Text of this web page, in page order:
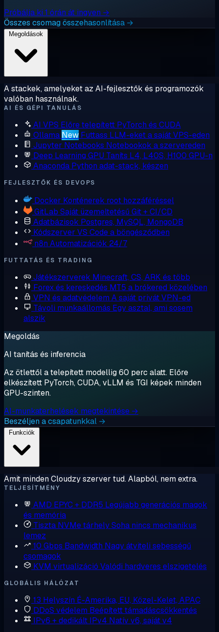
Próbálja ki 1 órán át ingyen →
Összes csomag összehasonlítása →
A stackek, amelyeket az AI-fejlesztők és programozók
valóban használnak.
AI ÉS GÉPI TANULÁS
AI VPS Előre telepített PyTorch és CUDA
Ollama New Futtass LLM-eket a saját VPS-eden
Jupyter Notebooks Notebookok a szervereden
Deep Learning GPU Taníts L4, L40S, H100 GPU-n
Anaconda Python adat-stack, készen
FEJLESZTŐK ÉS DEVOPS
Docker Konténerek root hozzáféréssel
GitLab Saját üzemeltetésű Git + CI/CD
Adatbázisok Postgres, MySQL, MongoDB
Kódszerver VS Code a böngésződben
n8n Automatizációk 24/7
FUTTATÁS ÉS TRADING
Játékszerverek Minecraft, CS, ARK és több
Forex és kereskedés MT5 a brókered közelében
VPN és adatvédelem A saját privát VPN-ed
Távoli munkaállomás Egy asztal, ami sosem
alszik
Megoldás
AI tanítás és inferencia
Az ötlettől a telepített modellig 60 perc alatt. Előre
elkészített PyTorch, CUDA, vLLM és TGI képek minden
GPU-szinten.
AI-munkaterhelések megtekintése →
Beszéljen a csapatunkkal →
Amit minden Cloudzy szerver tud. Alapból, nem extra.
TELJESÍTMÉNY
AMD EPYC + DDR5 Legújabb generációs magok
és memória
Tiszta NVMe tárhelySoha nincs mechanikus
lemez
10 Gbps Bandwidth Nagy átviteli sebességű
csomagok
KVM virtualizáció Valódi hardveres elszigetelés
GLOBÁLIS HÁLÓZAT
13 Helyszín É-Amerika, EU, Közel-Kelet, APAC
DDoS védelem Beépített támadáscsökkentés
IPv6 + dedikált IPv4 Natív v6, saját v4